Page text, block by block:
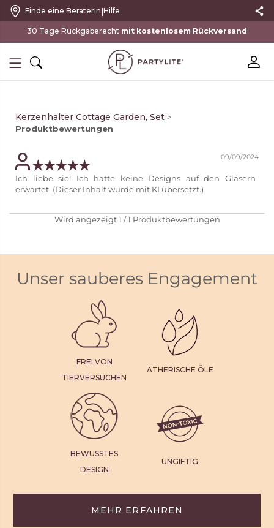
Finde eine BeraterIn|Hilfe
30 Tage Rückgaberecht mit kostenlosem Rückversand
Kerzenhalter Cottage Garden, Set >
Produktbewertungen
09/09/2024
Ich liebe sie! Ich hatte keine Designs auf den Gläsern
erwartet. (Dieser Inhalt wurde mit KI übersetzt.)
Wird angezeigt1 /1 Produktbewertungen
Unser sauberes Engagement
FREI VON
TIERVERSUCHEN
ÄTHERISCHE ÖLE
BEWUSSTES
DESIGN
UNGIFTIG
MEHR ERFAHREN